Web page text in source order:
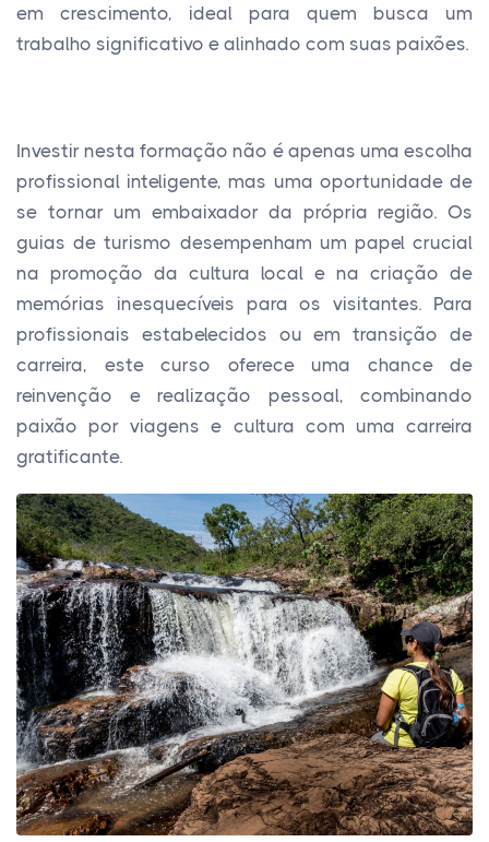
em crescimento, ideal para quem busca um
trabalho significativo e alinhado com suas paixões.
Investir nesta formação não é apenas uma escolha
profissional inteligente, mas uma oportunidade de
se tornar um embaixador da própria região. Os
guias de turismo desempenham um papel crucial
na promoção da cultura local e na criação de
memórias inesquecíveis para os visitantes. Para
profissionais estabelecidos ou em transição de
carreira, este curso oferece uma chance de
reinvenção e realização pessoal, combinando
paixão por viagens e cultura com uma carreira
gratificante.